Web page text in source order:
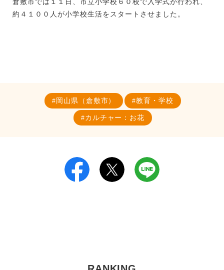
約４１００人が小学校生活をスタートさせました。
岡山県（倉敷市） 教育・学校
カルチャー：お花